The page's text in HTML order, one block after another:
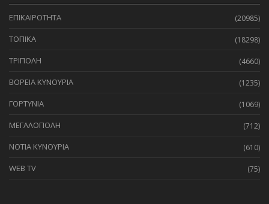
ΕΠΙΚΑΙΡΟΤΗΤΑ (20985)
ΤΟΠΙΚΑ (18298)
ΤΡΙΠΟΛΗ (4660)
ΒΟΡΕΙΑ ΚΥΝΟΥΡΙΑ (1235)
ΓΟΡΤΥΝΙΑ (1069)
ΜΕΓΑΛΟΠΟΛΗ (712)
ΝΟΤΙΑ ΚΥΝΟΥΡΙΑ (610)
WEB TV (75)